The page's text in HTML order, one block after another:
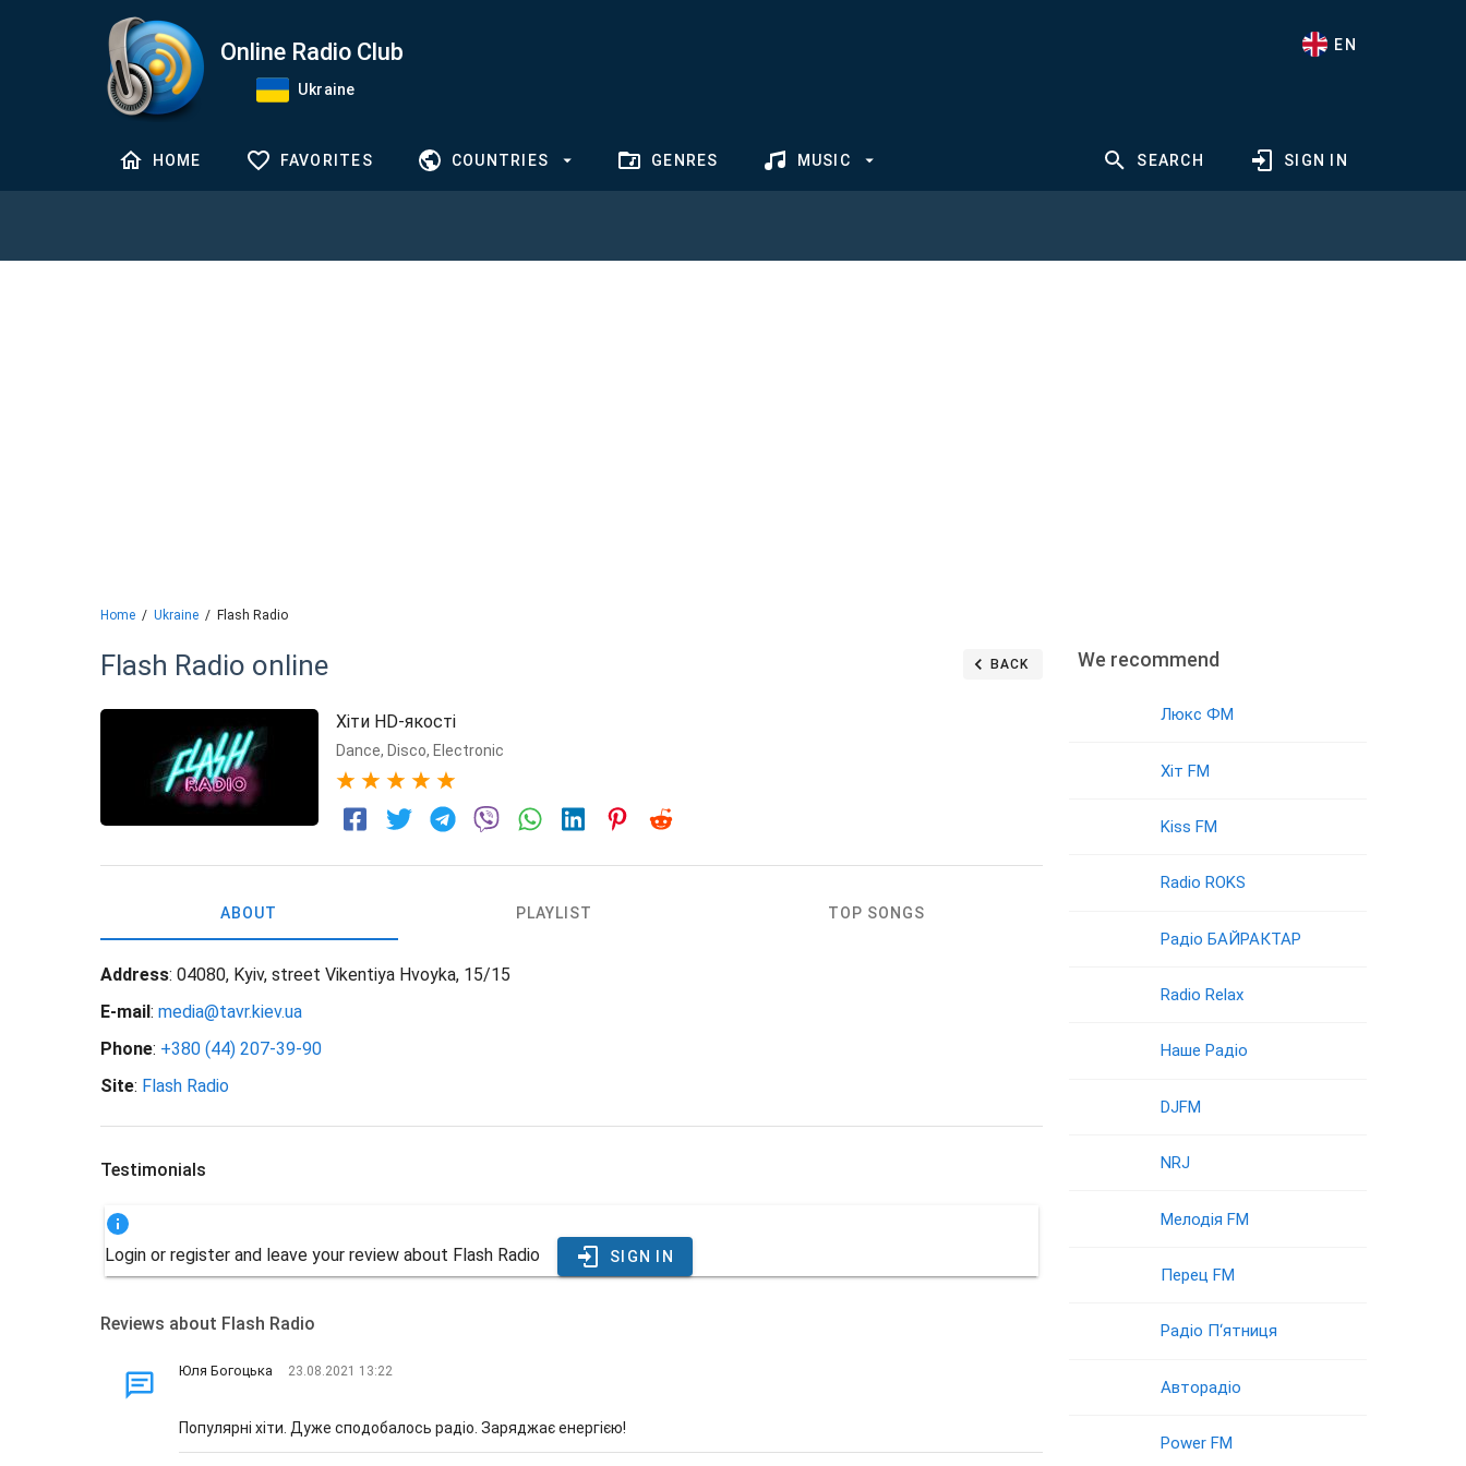
Online Radio Club
Ukraine
EN
HOME FAVORITES COUNTRIES GENRES MUSIC SEARCH SIGN IN
Home Ukraine Flash Radio
Flash Radio online BACK
Хіти HD-якості
Dance, Disco, Electronic
ABOUT PLAYLIST TOP SONGS
Address: 04080, Kyiv, street Vikentiya Hvoyka, 15/15
E-mail: media@tavr.kiev.ua
Phone: +380 (44) 207-39-90
Site: Flash Radio
Testimonials
Login or register and leave your review about Flash Radio SIGN IN
Reviews about Flash Radio
Юля Богоцька 23.08.2021 13:22
Популярні хіти. Дуже сподобалось радіо. Заряджає енергією!
We recommend
Люкс ФМ
Хіт FM
Kiss FM
Radio ROKS
Радіо БАЙРАКТАР
Radio Relax
Наше Радіо
DJFM
NRJ
Мелодія FM
Перец FM
Радіо П‘ятниця
Авторадіо
Power FM